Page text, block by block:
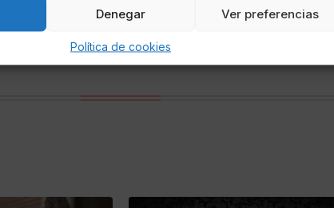
Denegar Ver preferencias
Política de cookies